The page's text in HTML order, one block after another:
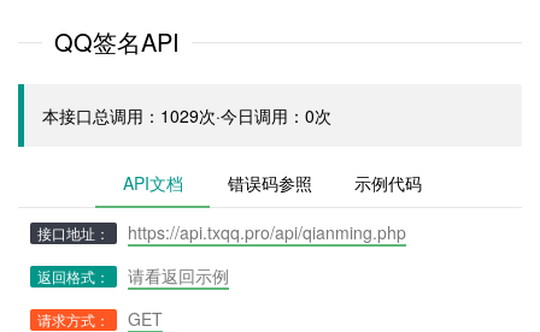
QQ签名API
本接口总调用：1029次·今日调用：0次
API文档 错误码参照 示例代码
接口地址： https://api.txqq.pro/api/qianming.php
返回格式： 请看返回示例
请求方式： GET